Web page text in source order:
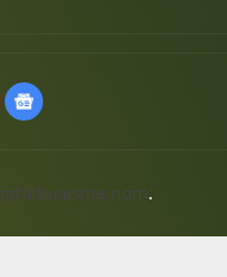
jafarbuaisme.com.